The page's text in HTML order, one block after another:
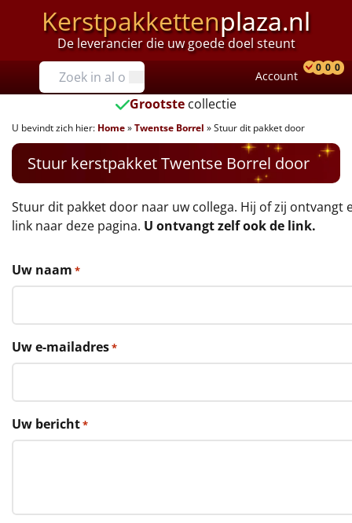
Kerstpakkettenplaza.nl
De leverancier die uw goede doel steunt
Prijzen
Tot €25
€25 tot €35
€35 tot €40
€40 tot €45
€50 tot €55
€55 tot €75
€75 tot €100
€100 en hoger
Alle kerstpakketten 2026
Account
0 0 0
Grootste collectie
U bevindt zich hier: Home»Twentse Borrel »Stuur dit pakket door
Stuur kerstpakket Twentse Borrel door
Stuur dit pakket door naar uw collega. Hij of zij ontvangt
link naar deze pagina. U ontvangt zelf ook de link.
Uw naam *
Uw e-mailadres*
Uw bericht*